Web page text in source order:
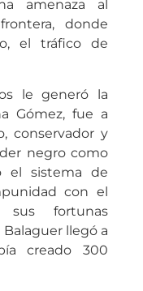
amenaza al
donde
el tráfico de
le generó la
Gómez, fue a
conservador y
negro como
el sistema de
con el
sus fortunas
llegó a
creado 300